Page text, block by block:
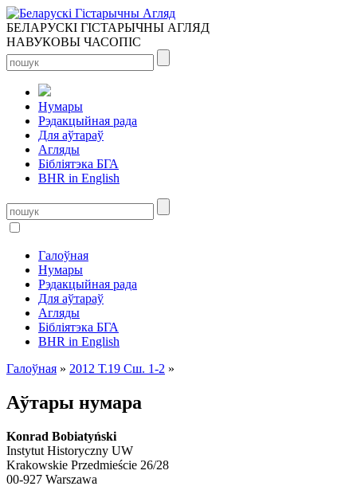
БЕЛАРУСКІ ГІСТАРЫЧНЫ АГЛЯД
НАВУКОВЫ ЧАСОПІС
Нумары
Рэдакцыйная рада
Для аўтараў
Агляды
Бібліятэка БГА
BHR in English
Галоўная
Нумары
Рэдакцыйная рада
Для аўтараў
Агляды
Бібліятэка БГА
BHR in English
Галоўная » 2012 Т.19 Сш. 1-2 »
Аўтары нумара
Konrad Bobiatyński
Instytut Historyczny UW
Krakowskie Przedmieście 26/28
00-927 Warszawa